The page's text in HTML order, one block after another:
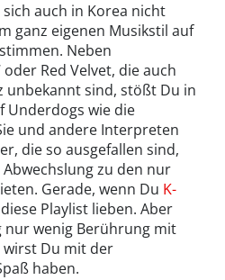
auch in Korea nicht
ganz eigenen Musikstil auf
Neben
Red Velvet, die auch
unbekannt sind, stößt Du in
Underdogs wie die
und andere Interpreten
die so ausgefallen sind,
zu den nur
Gerade, wenn Du K-
Playlist lieben. Aber
nur wenig Berührung mit
wirst Du mit der
haben.